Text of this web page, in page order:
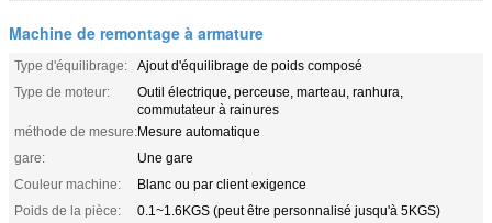
Machine de remontage à armature
Type d'équilibrage:
Ajout d'équilibrage de poids composé
Type de moteur:
Outil électrique, perceuse, marteau, ranhura,
commutateur à rainures
méthode de mesure:Mesure automatique
gare:
Une gare
Couleur machine:
Blanc ou par client exigence
Poids de la pièce:
0.1~1.6KGS (peut être personnalisé jusqu'à 5KGS)